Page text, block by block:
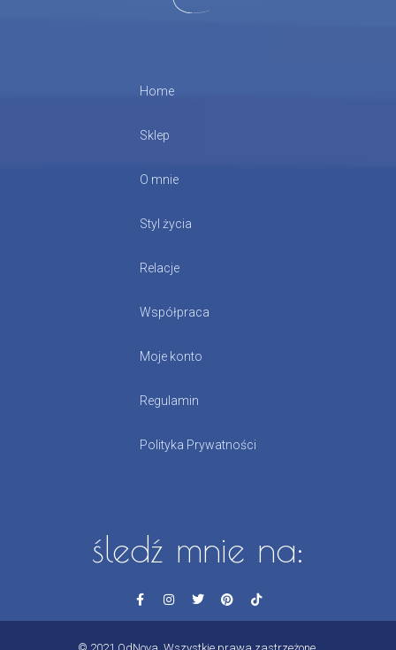
Home
Sklep
O mnie
Styl życia
Relacje
Współpraca
Moje konto
Regulamin
Polityka Prywatności
śledź mnie na: